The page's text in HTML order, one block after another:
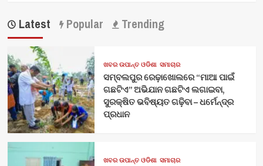
Latest Popular Trending
ଖବର ଉପାନ୍ତ ଓଡିଶା ସମାଚାର
ସମ୍ବଲପୁର ରେଢ଼ାଖୋଲରେ “ମାଆ ପାଇଁ
ଗଛଟିଏ” ଅଭିଯାନ ଗଛଟିଏ ଲଗାଇବା,
ସୁରକ୍ଷିତ ଭବିଷ୍ୟତ ଗଢ଼ିବା – ଧର୍ମେନ୍ଦ୍ର
ପ୍ରଧାନ
ଖବର ଉପାନ୍ତ ଓଡିଶା ସମାଚାର